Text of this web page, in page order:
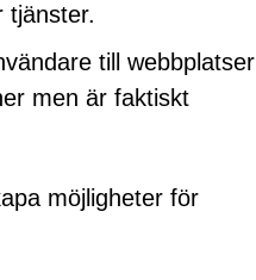
tjänster.
till webbplatser
men är faktiskt
möjligheter för